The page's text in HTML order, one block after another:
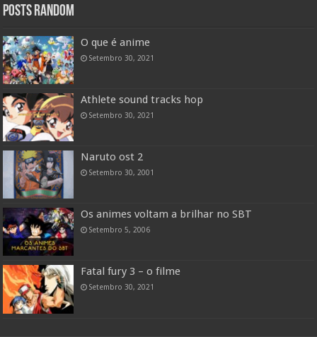
Posts random
O que é anime
Setembro 30, 2021
Athlete sound tracks hop
Setembro 30, 2021
Naruto ost 2
Setembro 30, 2001
Os animes voltam a brilhar no SBT
Setembro 5, 2006
Fatal fury 3 – o filme
Setembro 30, 2021